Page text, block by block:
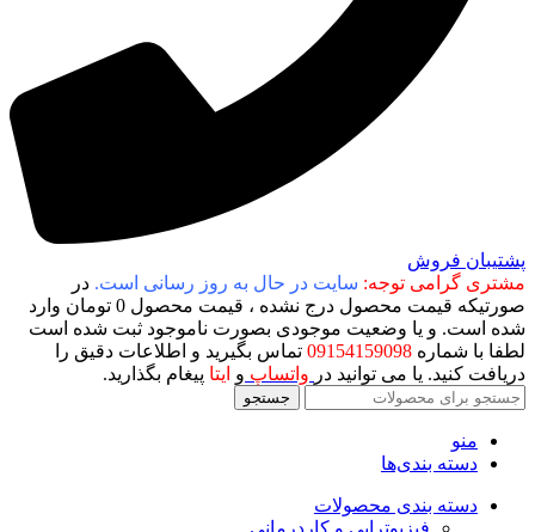
پشتیبان فروش
مشتری گرامی توجه: سایت در حال به روز رسانی است. در
صورتیکه قیمت محصول درج نشده ، قیمت محصول 0 تومان وارد
شده است. و یا وضعیت موجودی بصورت ناموجود ثبت شده است
لطفا با شماره 09154159098 تماس بگیرید و اطلاعات دقیق را
دریافت کنید. یا می توانید در واتساپ و ایتا پیغام بگذارید.
جستجو
منو
دسته بندی‌ها
دسته بندی محصولات
فیزیوتراپی و کاردرمانی